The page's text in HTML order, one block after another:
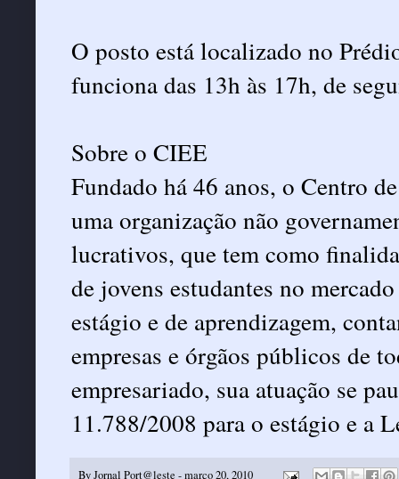
O posto está localizado no
funciona das 13h às 17h, de
Sobre o CIEE
Fundado há 46 anos, o Centro
uma organização não
lucrativos, que tem como
de jovens estudantes no
estágio e de aprendizagem,
empresas e órgãos públicos de
empresariado, sua atuação se
11.788/2008 para o estágio e a
ByJornal Port@leste -março 20, 2010